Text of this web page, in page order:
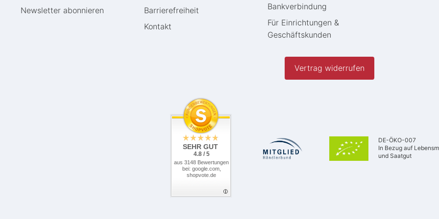
Newsletter abonnieren
Barrierefreiheit
Kontakt
Bankverbindung
Für Einrichtungen &
Geschäftskunden
Vertrag widerrufen
SEHR GUT
4.8 / 5
aus 3148 Bewertungen
bei: google.com,
shopvote.de
DE-ÖKO-007
In Bezug auf
und Saatgut